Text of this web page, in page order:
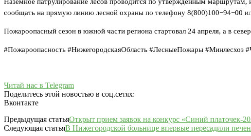
сообщать на прямую линию лесной охраны по телефону 8(800)100−94−00
Пожароопасный сезон в южной части региона стартовал 24 апреля, а в
#Пожароопасность #НижегородскаяОбласть #ЛесныеПожары #Минлесхоз
Читай нас в Telegram
Поделитесь этой новостью в соц.сетях:
Вконтакте
Предыдущая статьяОткрыт прием заявок на конкурс «Синий платочек-
Следующая статьяВ Нижегородской больнице впервые пересадили